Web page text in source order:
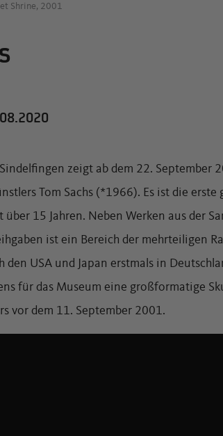
Shrine, 2001
Sindelfingen zeigt ab dem 22. September
Tom Sachs (*1966). Es ist die
über 15 Jahren. Neben Werken aus der
ist ein Bereich der mehrteiligen
den USA und Japan erstmals in
für das Museum eine großformatige
vor dem 11. September 2001.